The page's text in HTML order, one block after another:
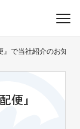
』で当社紹介のお知ら
便』